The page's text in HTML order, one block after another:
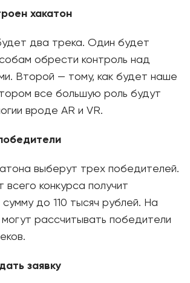
хакатон
два трека. Один будет
обрести контроль над
Второй — тому, как будет наше
все большую роль будут
вроде AR и VR.
выберут трех победителей.
всего конкурса получит
до 110 тысяч рублей. На
рассчитывать победители
заявку